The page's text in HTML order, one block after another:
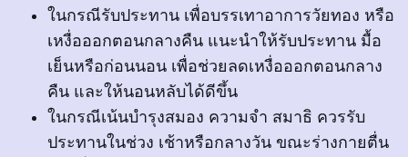
ในกรณีรับประทาน เพื่อบรรเทาอาการวัยทอง หรือ
เหงื่อออกตอนกลางคืน แนะนำให้รับประทาน มื้อ
เย็นหรือก่อนนอน เพื่อช่วยลดเหงื่อออกตอนกลาง
คืน และให้นอนหลับได้ดีขึ้น
ในกรณีเน้นบำรุงสมอง ความจำ สมาธิ ควรรับ
ประทานในช่วง เช้าหรือกลางวัน ขณะร่างกายตื่น